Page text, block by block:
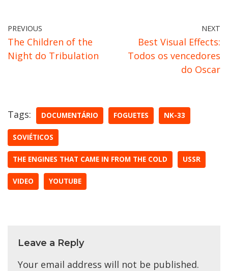
PREVIOUS
The Children of the
Night do Tribulation
NEXT
Best Visual Effects:
Todos os vencedores
do Oscar
Tags: DOCUMENTÁRIO FOGUETES NK-33
SOVIÉTICOS
THE ENGINES THAT CAME IN FROM THE COLD USSR
VIDEO YOUTUBE
Leave a Reply
Your email address will not be published.